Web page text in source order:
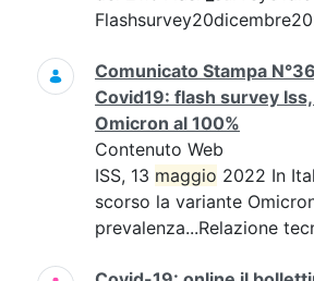
Comunicato Stampa
Covid19: flash survey
Omicron al 100%
Contenuto Web
ISS, 13 maggio 2022 In
scorso la variante
prevalenza...Relazione